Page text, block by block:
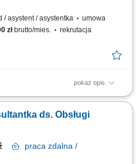
/ asystent / asystentka
umowa
złbrutto/mies.
rekrutacja
pokaż opis
do 18:00, od pon. do pt. oraz w
przekazywanie do realizacji,
obsługa reklamacji;
ds. Obsługi
praca zdalna /